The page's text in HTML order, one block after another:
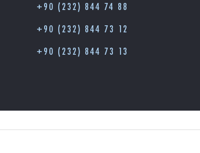
+90 (232) 844 74 88
+90 (232) 844 73 12
+90 (232) 844 73 13